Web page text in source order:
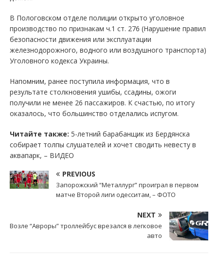
В Пологовском отделе полиции открыто уголовное
производство по признакам ч.1 ст. 276 (Нарушение правил
безопасности движения или эксплуатации
железнодорожного, водного или воздушного транспорта)
Уголовного кодекса Украины.
Напомним, ранее поступила информация, что в
результате столкновения ушибы, ссадины, ожоги
получили не менее 26 пассажиров. К счастью, по итогу
оказалось, что большинство отделались испугом.
Читайте также: 5-летний барабанщик из Бердянска
собирает толпы слушателей и хочет сводить невесту в
аквапарк, – ВИДЕО
PREVIOUS
Запорожский “Металлург” проиграл в первом
матче Второй лиги одесситам, – ФОТО
NEXT
Возле “Авроры” троллейбус врезался в легковое
авто